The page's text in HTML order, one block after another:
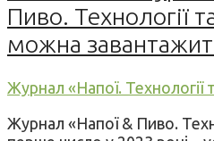
Пиво. Технології
можна
Журнал «Напої. Технології
Журнал «Напої & Пиво.